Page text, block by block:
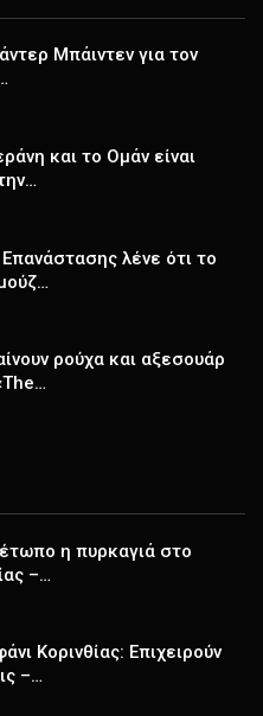
Μπάιντεν για τον
και το Ομάν είναι
λένε ότι το
ρούχα και αξεσουάρ
η πυρκαγιά στο
–…
Κορινθίας: Επιχειρούν
–…